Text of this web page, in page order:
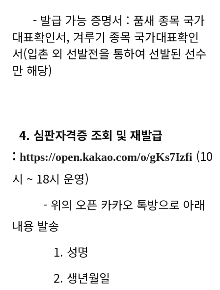
- 발급 가능 증명서 : 품새 종목 국가
대표확인서, 겨루기 종목 국가대표확인
서(입촌 외 선발전을 통하여 선발된 선수
만 해당)
4. 심판자격증 조회 및 재발급
: https://open.kakao.com/o/gKs7Izfi (10
시 ~ 18시 운영)
- 위의 오픈 카카오 톡방으로 아래
내용 발송
1. 성명
2. 생년월일